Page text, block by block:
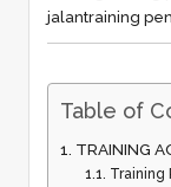
jalantraining
Table of
TRAINING
Training